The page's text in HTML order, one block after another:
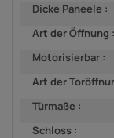
Dicke Paneele :
Art der Öffnung :
Motorisierbar :
Art der
Türmaße :
Schloss :